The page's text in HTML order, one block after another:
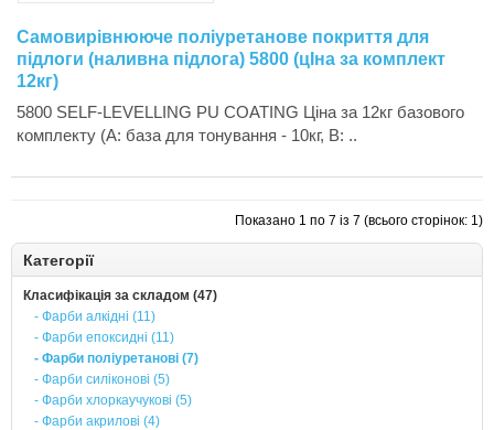
Самовирівнююче поліуретанове покриття для
підлоги (наливна підлога) 5800 (цІна за комплект
12кг)
5800 SELF-LEVELLING PU COATING Ціна за 12кг базового
комплекту (А: база для тонування - 10кг, В: ..
Показано 1 по 7 із 7 (всього сторінок: 1)
Категорії
Класифікація за складом (47)
- Фарби алкідні (11)
- Фарби епоксидні (11)
- Фарби поліуретанові (7)
- Фарби силіконові (5)
- Фарби хлоркаучукові (5)
- Фарби акрилові (4)